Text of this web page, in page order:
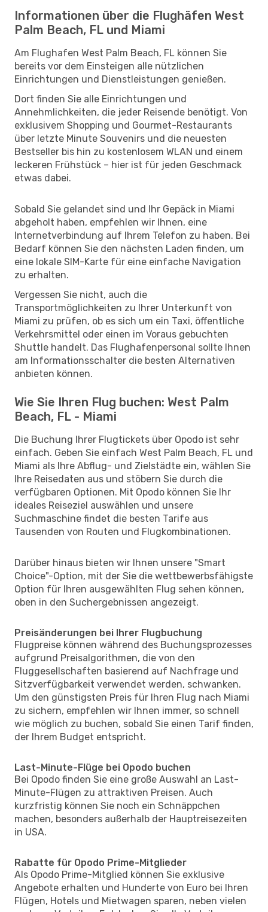
Informationen über die Flughäfen West
Palm Beach, FL und Miami
Am Flughafen West Palm Beach, FL können Sie
bereits vor dem Einsteigen alle nützlichen
Einrichtungen und Dienstleistungen genießen.
Dort finden Sie alle Einrichtungen und
Annehmlichkeiten, die jeder Reisende benötigt. Von
exklusivem Shopping und Gourmet-Restaurants
über letzte Minute Souvenirs und die neuesten
Bestseller bis hin zu kostenlosem WLAN und einem
leckeren Frühstück – hier ist für jeden Geschmack
etwas dabei.
Sobald Sie gelandet sind und Ihr Gepäck in Miami
abgeholt haben, empfehlen wir Ihnen, eine
Internetverbindung auf Ihrem Telefon zu haben. Bei
Bedarf können Sie den nächsten Laden finden, um
eine lokale SIM-Karte für eine einfache Navigation
zu erhalten.
Vergessen Sie nicht, auch die
Transportmöglichkeiten zu Ihrer Unterkunft von
Miami zu prüfen, ob es sich um ein Taxi, öffentliche
Verkehrsmittel oder einen im Voraus gebuchten
Shuttle handelt. Das Flughafenpersonal sollte Ihnen
am Informationsschalter die besten Alternativen
anbieten können.
Wie Sie Ihren Flug buchen: West Palm
Beach, FL - Miami
Die Buchung Ihrer Flugtickets über Opodo ist sehr
einfach. Geben Sie einfach West Palm Beach, FL und
Miami als Ihre Abflug- und Zielstädte ein, wählen Sie
Ihre Reisedaten aus und stöbern Sie durch die
verfügbaren Optionen. Mit Opodo können Sie Ihr
ideales Reiseziel auswählen und unsere
Suchmaschine findet die besten Tarife aus
Tausenden von Routen und Flugkombinationen.
Darüber hinaus bieten wir Ihnen unsere "Smart
Choice"-Option, mit der Sie die wettbewerbsfähigste
Option für Ihren ausgewählten Flug sehen können,
oben in den Suchergebnissen angezeigt.
Preisänderungen bei Ihrer Flugbuchung
Flugpreise können während des Buchungsprozesses
aufgrund Preisalgorithmen, die von den
Fluggesellschaften basierend auf Nachfrage und
Sitzverfügbarkeit verwendet werden, schwanken.
Um den günstigsten Preis für Ihren Flug nach Miami
zu sichern, empfehlen wir Ihnen immer, so schnell
wie möglich zu buchen, sobald Sie einen Tarif finden,
der Ihrem Budget entspricht.
Last-Minute-Flüge bei Opodo buchen
Bei Opodo finden Sie eine große Auswahl an Last-
Minute-Flügen zu attraktiven Preisen. Auch
kurzfristig können Sie noch ein Schnäppchen
machen, besonders außerhalb der Hauptreisezeiten
in USA.
Rabatte für Opodo Prime-Mitglieder
Als Opodo Prime-Mitglied können Sie exklusive
Angebote erhalten und Hunderte von Euro bei Ihren
Flügen, Hotels und Mietwagen sparen, neben vielen